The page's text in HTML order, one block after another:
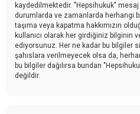
kaydedilmektedir. "Hepsihukuk"
durumlarda ve zamanlarda herhangi
taşıma veya kapatma hakkımızın
kullanıcı olarak her girdiğiniz bilginin
ediyorsunuz. Her ne kadar bu bilgiler
şahıslara verilmeyecek olsa da,
bu bilgiler dağılırsa bundan
değildir.